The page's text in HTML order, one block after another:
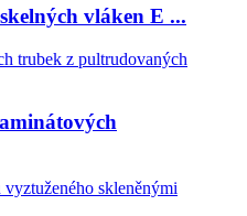
vláken E ...